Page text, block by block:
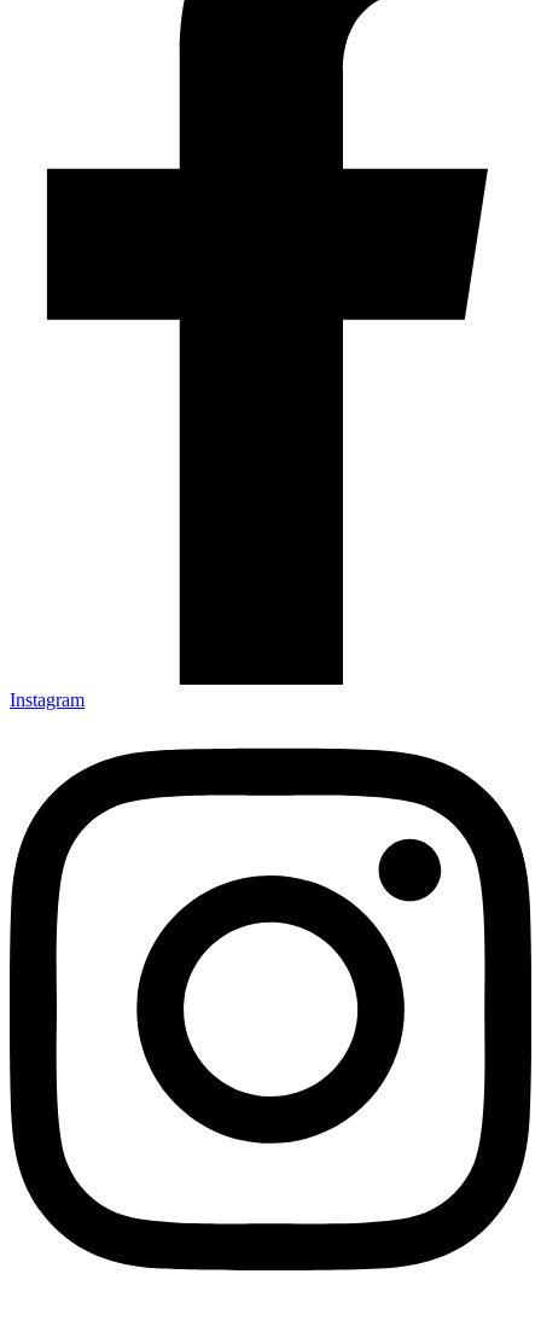
Instagram